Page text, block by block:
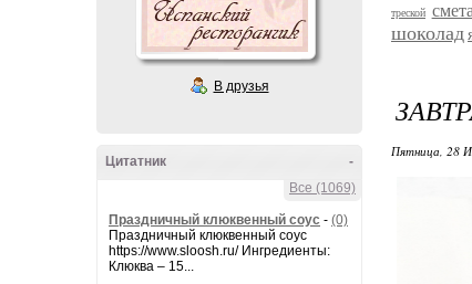
В друзья
-
Цитатник
Все (1069)
Праздничный клюквенный соус - (0)
Праздничный клюквенный соус
https://www.sloosh.ru/ Ингредиенты:
Клюква – 15...
треской
шоколад
Пятница, 28